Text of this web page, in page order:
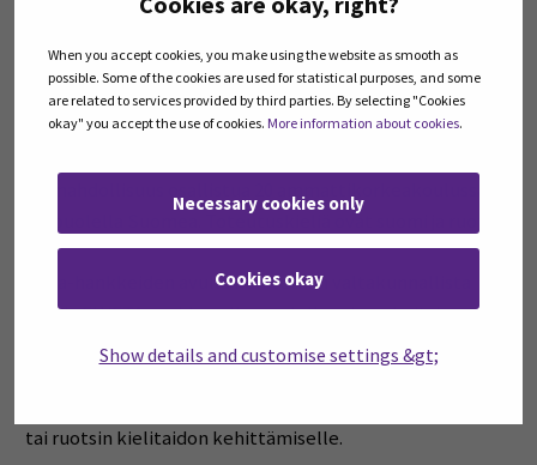
When you accept cookies, you make using the website as smooth as
possible. Some of the cookies are used for statistical purposes, and some
are related to services provided by third parties. By selecting "Cookies
okay" you accept the use of cookies. More information about cookies.
Necessary cookies only
Cookies okay
Show details and customise settings &gt;
sairaanhoitajan tutkinnon suorittaneille mahdollisuuden
osaamisen arviointiin ja tarvittaviin lisäopintoihin
Valviran myöntämän ammatillisen laillistuksen
eri puolella Suomea. Toteutuskieliä ovat suomi ja ruotsi.
Saila-hankkeiden avulla kehitetään valtakunnallista
mallia EU/ETA-maiden ulkopuolella sairaanhoitajan
tutkinnon suorittaneiden laillistukseen liittyvälle
tai ruotsin kielitaidon kehittämiselle.